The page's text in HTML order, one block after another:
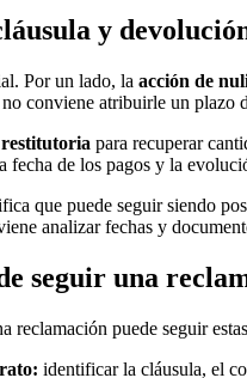
y
Por un lado, la acción de
conviene atribuirle un
para recuperar
fecha de los pagos y la
que puede seguir siendo
analizar fechas y
seguir una
reclamación puede seguir
identificar la cláusula, el